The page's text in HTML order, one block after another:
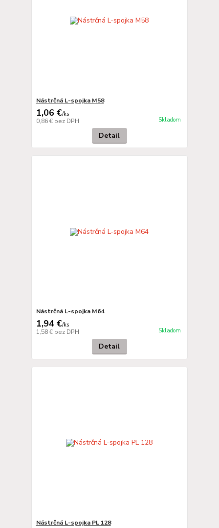
Nástrčná L-spojka M58
1,06 €/ks
0,86 € bez DPH Skladom
Detail
Nástrčná L-spojka M64
1,94 €/ks
1,58 € bez DPH Skladom
Detail
Nástrčná L-spojka PL 128